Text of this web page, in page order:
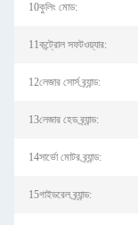
10কুলিং মোড:
11কন্ট্রোল সফটওয়্যার:
12লেজার সোর্স ব্র্যান্ড:
13লেজার হেড ব্র্যান্ড:
14সার্ভো মোটর ব্র্যান্ড:
15গাইডরেল ব্র্যান্ড: